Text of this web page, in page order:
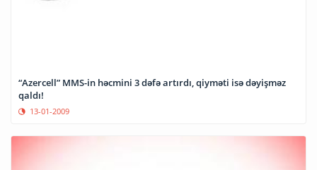
“Azercell” MMS-in həcmini 3 dəfə artırdı, qiyməti isə dəyişməz
qaldı!
13-01-2009